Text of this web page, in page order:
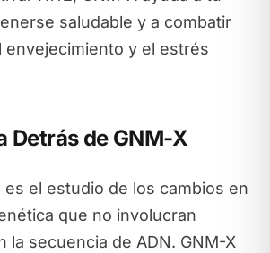
saludable y a combatir
envejecimiento y el estrés
Detrás de GNM-X
es el estudio de los cambios en
que no involucran
la secuencia de ADN. GNM-X